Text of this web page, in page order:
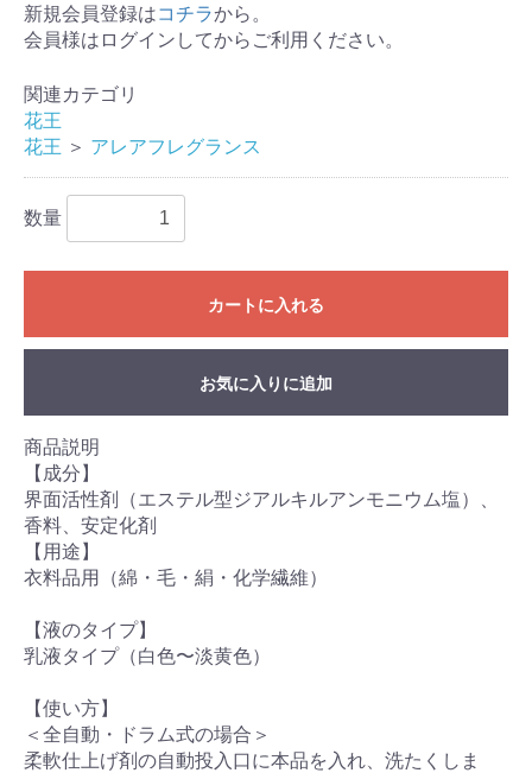
新規会員登録はコチラから。
会員様はログインしてからご利用ください。
関連カテゴリ
花王
花王 ＞ アレアフレグランス
数量
カートに入れる
お気に入りに追加
商品説明
【成分】
界面活性剤（エステル型ジアルキルアンモニウム塩）、
香料、安定化剤
【用途】
衣料品用（綿・毛・絹・化学繊維）
【液のタイプ】
乳液タイプ（白色〜淡黄色）
【使い方】
＜全自動・ドラム式の場合＞
柔軟仕上げ剤の自動投入口に本品を入れ、洗たくしま